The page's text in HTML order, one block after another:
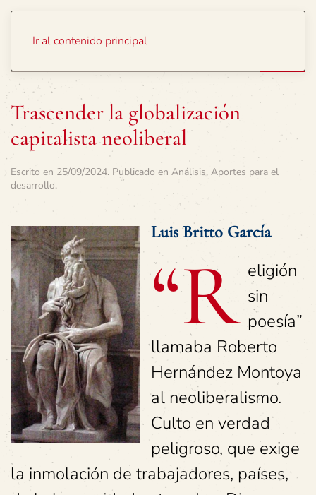
Ir al contenido principal
Trascender la globalización
capitalista neoliberal
Escrito en 25/09/2024. Publicado en Análisis, Aportes para el
desarrollo.
Luis Britto García
“R eligión
sin
poesía”
llamaba Roberto
Hernández Montoya
al neoliberalismo.
Culto en verdad
peligroso, que exige
la inmolación de trabajadores, países,